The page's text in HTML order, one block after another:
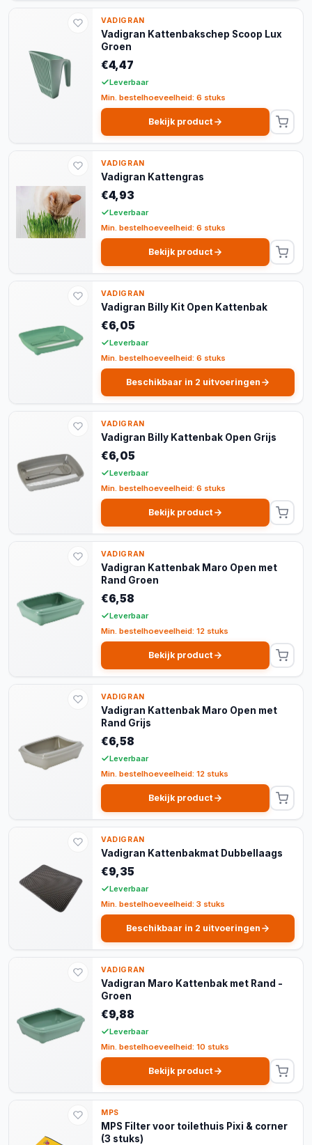
VADIGRAN
Vadigran Kattenbakschep Scoop Lux
Groen
€4,47
Leverbaar
Min. bestelhoeveelheid: 6 stuks
Bekijk product
VADIGRAN
Vadigran Kattengras
€4,93
Leverbaar
Min. bestelhoeveelheid: 6 stuks
Bekijk product
VADIGRAN
Vadigran Billy Kit Open Kattenbak
€6,05
Leverbaar
Min. bestelhoeveelheid: 6 stuks
Beschikbaar in 2 uitvoeringen
VADIGRAN
Vadigran Billy Kattenbak Open Grijs
€6,05
Leverbaar
Min. bestelhoeveelheid: 6 stuks
Bekijk product
VADIGRAN
Vadigran Kattenbak Maro Open met
Rand Groen
€6,58
Leverbaar
Min. bestelhoeveelheid: 12 stuks
Bekijk product
VADIGRAN
Vadigran Kattenbak Maro Open met
Rand Grijs
€6,58
Leverbaar
Min. bestelhoeveelheid: 12 stuks
Bekijk product
VADIGRAN
Vadigran Kattenbakmat Dubbellaags
€9,35
Leverbaar
Min. bestelhoeveelheid: 3 stuks
Beschikbaar in 2 uitvoeringen
VADIGRAN
Vadigran Maro Kattenbak met Rand -
Groen
€9,88
Leverbaar
Min. bestelhoeveelheid: 10 stuks
Bekijk product
MPS
MPS Filter voor toilethuis Pixi & corner
(3 stuks)